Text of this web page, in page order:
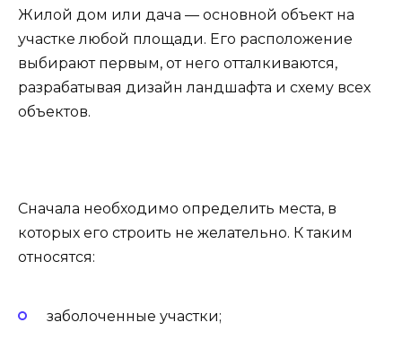
Жилой дом или дача — основной объект на
участке любой площади. Его расположение
выбирают первым, от него отталкиваются,
разрабатывая дизайн ландшафта и схему всех
объектов.
Сначала необходимо определить места, в
которых его строить не желательно. К таким
относятся:
заболоченные участки;